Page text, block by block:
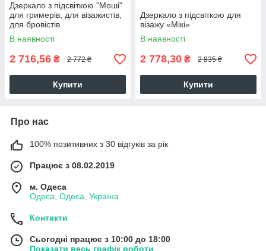
Дзеркало з підсвіткою "Моші"
для гримерів, для візажистів,
для бровістів
В наявності
2 716,56 ₴ 2 772 ₴
Купити
Дзеркало з підсвіткою для
візажу «Мікі»
В наявності
2 778,30 ₴ 2 835 ₴
Купити
Про нас
100% позитивних з 30 відгуків за рік
Працює з 08.02.2019
м. Одеса
Одеса, Одеса, Україна
Контакти
Сьогодні працює з 10:00 до 18:00
Показати весь графік роботи